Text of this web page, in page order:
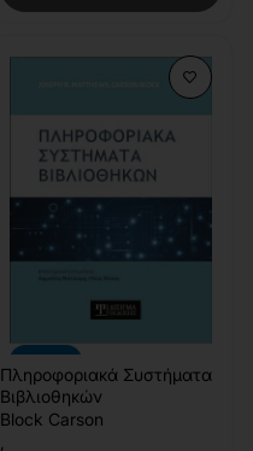
Πληροφοριακά Συστήματα
Βιβλιοθηκών
Block Carson